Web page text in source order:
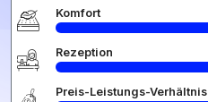
Komfort
Rezeption
Preis-Leistungs-Verhältnis